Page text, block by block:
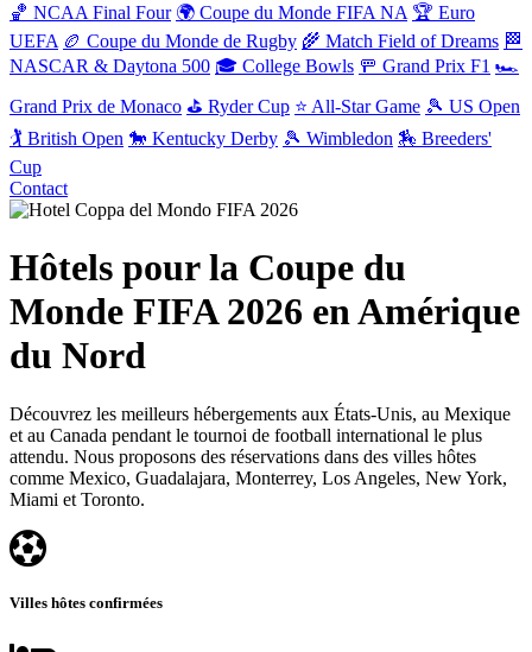
🏀 NCAA Final Four 🌍 Coupe du Monde FIFA NA 🏆 Euro
UEFA 🏉 Coupe du Monde de Rugby 🌾 Match Field of Dreams 🏁
NASCAR & Daytona 500 🎓 College Bowls 🚥 Grand Prix F1 🏎️
Grand Prix de Monaco ⛳ Ryder Cup ⭐ All-Star Game 🎾 US Open
🏌️ British Open 🐎 Kentucky Derby 🎾 Wimbledon 🏇 Breeders'
Cup
Contact
Hôtels pour la Coupe du
Monde FIFA 2026 en Amérique
du Nord
Découvrez les meilleurs hébergements aux États-Unis, au Mexique
et au Canada pendant le tournoi de football international le plus
attendu. Nous proposons des réservations dans des villes hôtes
comme Mexico, Guadalajara, Monterrey, Los Angeles, New York,
Miami et Toronto.
Villes hôtes confirmées